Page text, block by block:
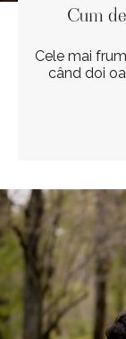
Cum
Cele mai
când doi